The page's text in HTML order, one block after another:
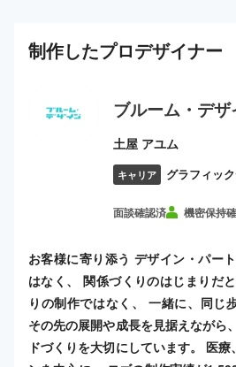
制作したプロデザイナー
ブルーム・デザ
土屋 アユム
キャリア グラフィッ
面談確認済 機密保持
お客様に寄り添う デザイン・パー
はなく、 関係づくりのはじまりだ
りの制作ではなく、 一緒に、同じ
その先の展開や成長を見据えながら
ドづくりを大切にしています。 医